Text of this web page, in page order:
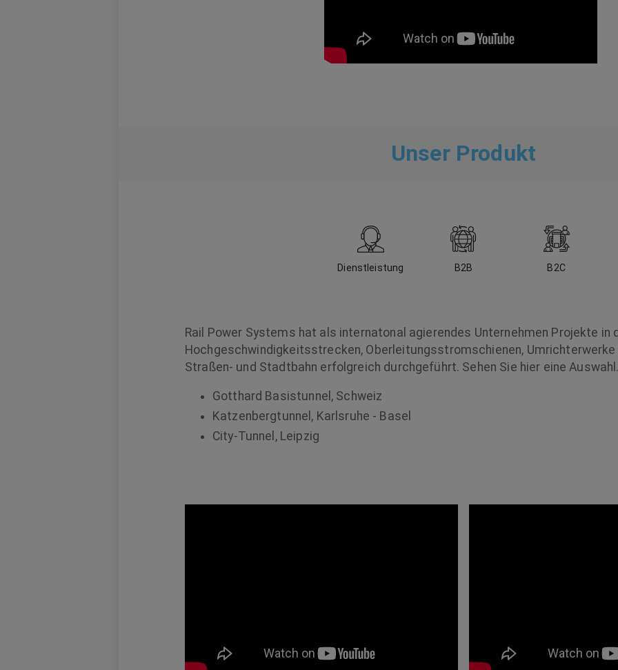
Unser Produkt
Dienstleistung B2B B2C
Rail Power Systems hat als internatonal agierendes Unternehmen Projekte in
Hochgeschwindigkeitsstrecken, Oberleitungsstromschienen,
Straßen- und Stadtbahn erfolgreich durchgeführt. Sehen Sie hier eine
Gotthard Basistunnel, Schweiz
Katzenbergtunnel, Karlsruhe - Basel
City-Tunnel, Leipzig